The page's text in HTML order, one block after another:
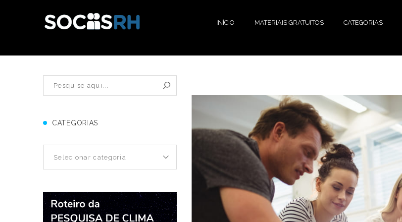
INÍCIO MATERIAIS GRATUITOS CATEGORIAS
CATEGORIAS